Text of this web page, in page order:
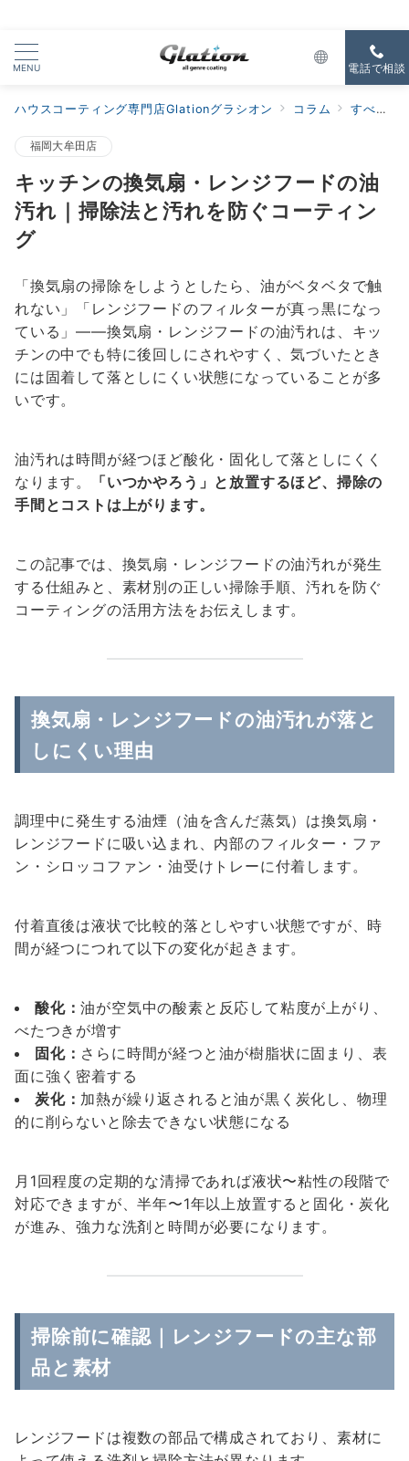
MENU 電話で相談
ハウスコーティング専門店Glationグラシオン コラム すべての新着
福岡大牟田店
キッチンの換気扇・レンジフードの油
汚れ｜掃除法と汚れを防ぐコーティン
グ
「換気扇の掃除をしようとしたら、油がベタベタで触
れない」「レンジフードのフィルターが真っ黒になっ
ている」——換気扇・レンジフードの油汚れは、キッ
チンの中でも特に後回しにされやすく、気づいたとき
には固着して落としにくい状態になっていることが多
いです。
油汚れは時間が経つほど酸化・固化して落としにくく
なります。
「いつかやろう」と放置するほど、掃除の
手間とコストは上がります。
この記事では、換気扇・レンジフードの油汚れが発生
する仕組みと、素材別の正しい掃除手順、汚れを防ぐ
コーティングの活用方法をお伝えします。
換気扇・レンジフードの油汚れが落と
しにくい理由
調理中に発生する油煙（油を含んだ蒸気）は換気扇・
レンジフードに吸い込まれ、内部のフィルター・ファ
ン・シロッコファン・油受けトレーに付着します。
付着直後は液状で比較的落としやすい状態ですが、時
間が経つにつれて以下の変化が起きます。
酸化：油が空気中の酸素と反応して粘度が上がり、
べたつきが増す
固化： さらに時間が経つと油が樹脂状に固まり、表
面に強く密着する
炭化： 加熱が繰り返されると油が黒く炭化し、物理
的に削らないと除去できない状態になる
月1回程度の定期的な清掃であれば液状〜粘性の段階で
対応できますが、半年〜1年以上放置すると固化・炭化
が進み、強力な洗剤と時間が必要になります。
掃除前に確認｜レンジフードの主な部
品と素材
レンジフードは複数の部品で構成されており、素材に